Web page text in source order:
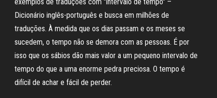
Dicionário inglês-português e busca em milhões de
traduções. À medida que os dias passam e os meses se
sucedem, o tempo não se demora com as pessoas. É por
isso que os sábios dão mais valor a um pequeno intervalo de
tempo do que a uma enorme pedra preciosa. O tempo é
difícil de achar e fácil de perder.